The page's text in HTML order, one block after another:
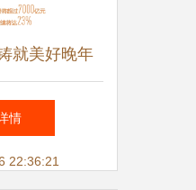
就美好晚年
的老龄文化
信息
情
22:36:21